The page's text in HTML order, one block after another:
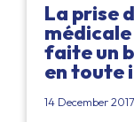
La prise
médicale
faite un
en toute
14 December 2017